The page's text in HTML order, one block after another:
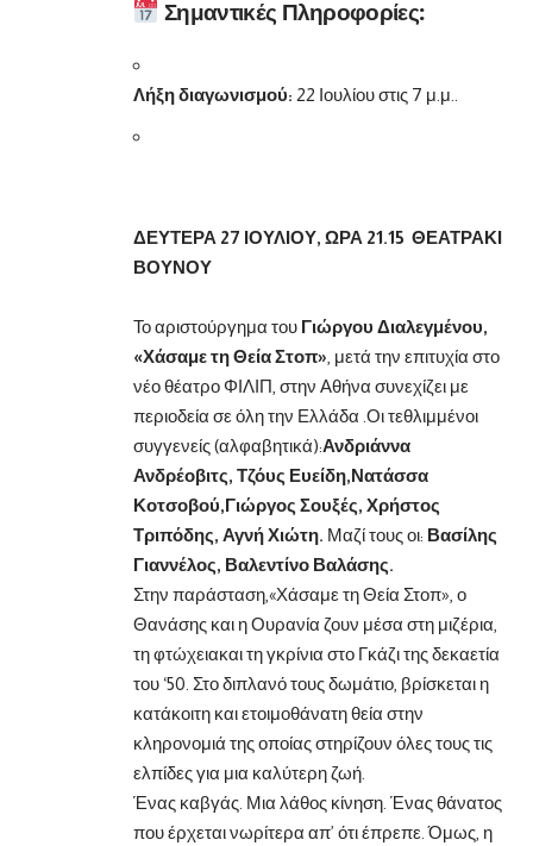
Σημαντικές Πληροφορίες:
Λήξη διαγωνισμού: 22 Ιουλίου στις 7 μ.μ..
ΔΕΥΤΕΡΑ 27 ΙΟΥΛΙΟΥ, ΩΡΑ 21.15 ΘΕΑΤΡΑΚΙ
ΒΟΥΝΟΥ
Το αριστούργημα του Γιώργου Διαλεγμένου,
«Χάσαμε τη Θεία Στοπ» , μετά την επιτυχία στο
νέο θέατρο ΦΙΛΙΠ, στην Αθήνα συνεχίζει με
περιοδεία σε όλη την Ελλάδα .Οι τεθλιμμένοι
συγγενείς (αλφαβητικά):Ανδριάννα
Ανδρέοβιτς, Τζόυς Ευείδη,Νατάσσα
Κοτσοβού,Γιώργος Σουξές, Χρήστος
Τριπόδης, Αγνή Χιώτη. Μαζί τους οι: Βασίλης
Γιαννέλος, Βαλεντίνο Βαλάσης.
Στην παράσταση,«Χάσαμε τη Θεία Στοπ», ο
Θανάσης και η Ουρανία ζουν μέσα στη μιζέρια,
τη φτώχειακαι τη γκρίνια στο Γκάζι της δεκαετία
του ‘50. Στο διπλανό τους δωμάτιο, βρίσκεται η
κατάκοιτη και ετοιμοθάνατη θεία στην
κληρονομιά της οποίας στηρίζουν όλες τους τις
ελπίδες για μια καλύτερη ζωή.
Ένας καβγάς. Μια λάθος κίνηση. Ένας θάνατος
που έρχεται νωρίτερα απ’ ότι έπρεπε. Όμως, η